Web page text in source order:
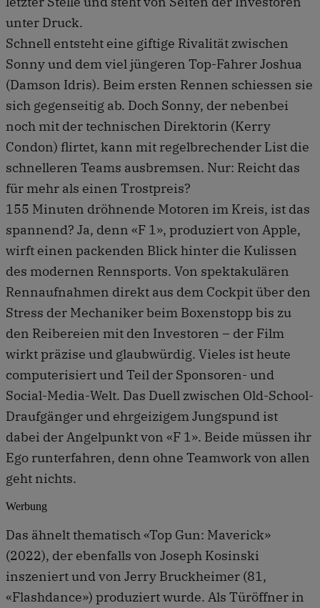
unter Druck.
Schnell entsteht eine giftige Rivalität zwischen
Sonny und dem viel jüngeren Top-Fahrer Joshua
(Damson Idris). Beim ersten Rennen schiessen sie
sich gegenseitig ab. Doch Sonny, der nebenbei
noch mit der technischen Direktorin (Kerry
Condon) flirtet, kann mit regelbrechender List die
schnelleren Teams ausbremsen. Nur: Reicht das
für mehr als einen Trostpreis?
155 Minuten dröhnende Motoren im Kreis, ist das
spannend? Ja, denn «F 1», produziert von Apple,
wirft einen packenden Blick hinter die Kulissen
des modernen Rennsports. Von spektakulären
Rennaufnahmen direkt aus dem Cockpit über den
Stress der Mechaniker beim Boxenstopp bis zu
den Reibereien mit den Investoren – der Film
wirkt präzise und glaubwürdig. Vieles ist heute
computerisiert und Teil der Sponsoren- und
Social-Media-Welt. Das Duell zwischen Old-School-
Draufgänger und ehrgeizigem Jungspund ist
dabei der Angelpunkt von «F 1». Beide müssen ihr
Ego runterfahren, denn ohne Teamwork von allen
geht nichts.
Werbung
Das ähnelt thematisch «Top Gun: Maverick»
(2022), der ebenfalls von Joseph Kosinski
inszeniert und von Jerry Bruckheimer (81,
«Flashdance») produziert wurde. Als Türöffner in